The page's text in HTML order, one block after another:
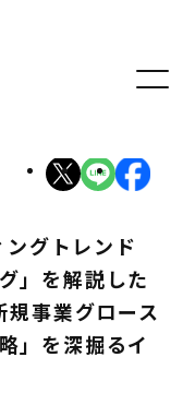
グトレンド
」を解説した
事業グロース
」を深掘るイ